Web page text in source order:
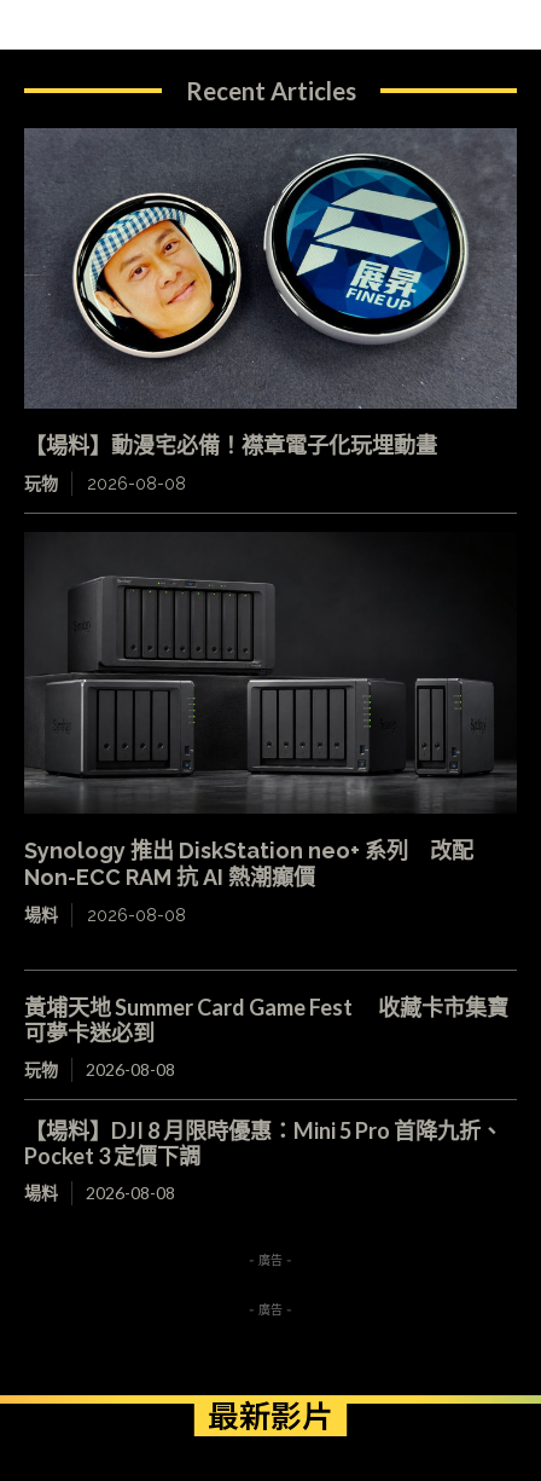
Recent Articles
【場料】動漫宅必備！襟章電子化玩埋動畫
玩物 2026-08-08
Synology 推出 DiskStation neo+ 系列 改配
Non-ECC RAM 抗 AI 熱潮癲價
場料 2026-08-08
黃埔天地 Summer Card Game Fest 收藏卡市集寶
可夢卡迷必到
玩物 2026-08-08
【場料】DJI 8 月限時優惠：Mini 5 Pro 首降九折、
Pocket 3 定價下調
場料 2026-08-08
- 廣告 -
- 廣告 -
最新影片